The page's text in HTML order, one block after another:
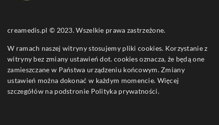
creamedis.pl © 2023. Wszelkie prawa zastrzeżone.
W ramach naszej witryny stosujemy pliki cookies. Korzystanie z
witryny bez zmiany ustawień dot. cookies oznacza, że będą one
zamieszczane w Państwa urządzeniu końcowym. Zmiany
ustawień można dokonać w każdym momencie. Więcej
szczegółów na podstronie Polityka prywatności.